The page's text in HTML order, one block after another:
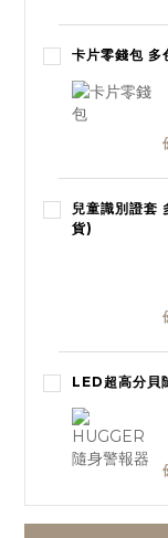
卡片零錢包 多
兒童識別證套
貨)
LED超高分貝